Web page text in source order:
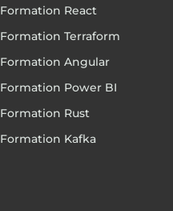
Formation React
Formation Terraform
Formation Angular
Formation Power BI
Formation Rust
Formation Kafka